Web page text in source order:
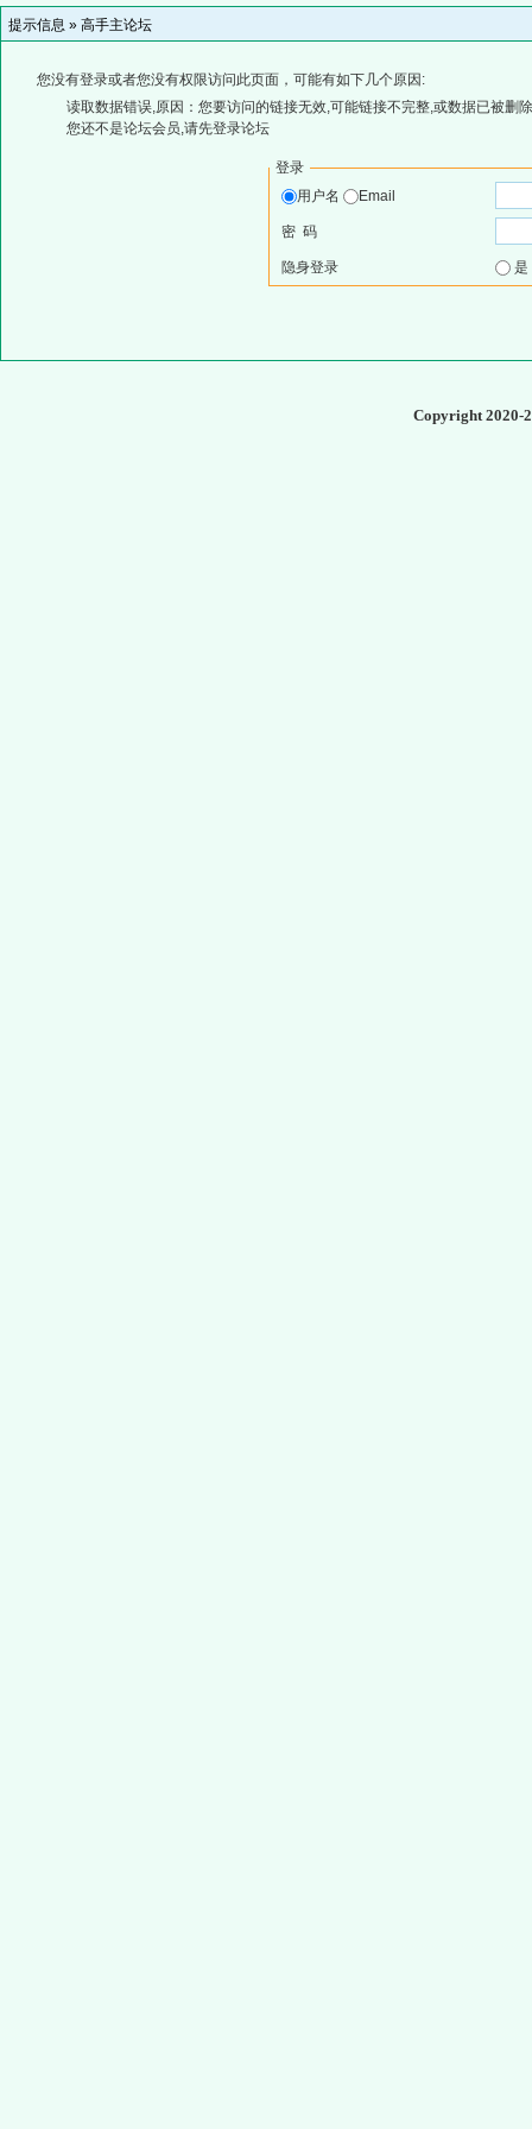
提示信息 » 高手主论坛
您没有登录或者您没有权限访问此页面，可能有如下几个原因:
读取数据错误,原因：您要访问的链接无效,可能链接不完整,或数据已被删
您还不是论坛会员,请先登录论坛
登录
用户名
Email
密 码
隐身登录
Copyright 2020-